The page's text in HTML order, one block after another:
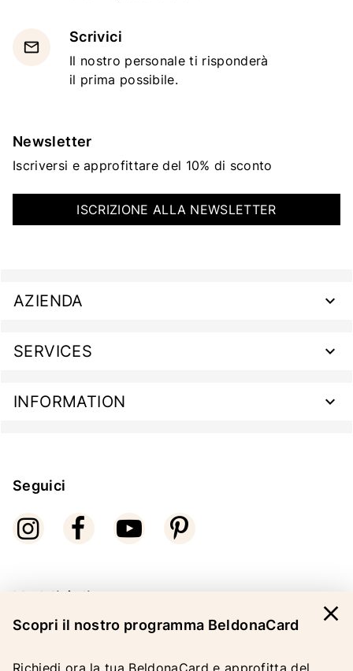
email
Scrivici
Il nostro personale ti risponderà
il prima possibile.
Newsletter
Iscriversi e approfittare del 10% di sconto
ISCRIZIONE ALLA NEWSLETTER
AZIENDA
SERVICES
INFORMATION
Seguici
Modalità di pagamento
Scopri il nostro programma BeldonaCard
Richiedi ora la tua BeldonaCard e approfitta del
close